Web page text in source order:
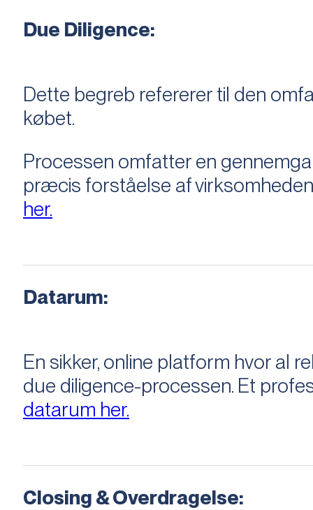
Due Diligence:
Dette begreb refererer til den
købet.
Processen omfatter en
præcis forståelse af
her.
Datarum:
En sikker, online platform hvor al
due diligence-processen. Et
datarum her.
Closing & Overdragelse: